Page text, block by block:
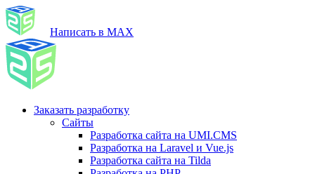
Написать в MAX
Заказать разработку
Сайты
Разработка сайта на UMI.CMS
Разработка на Laravel и Vue.js
Разработка сайта на Tilda